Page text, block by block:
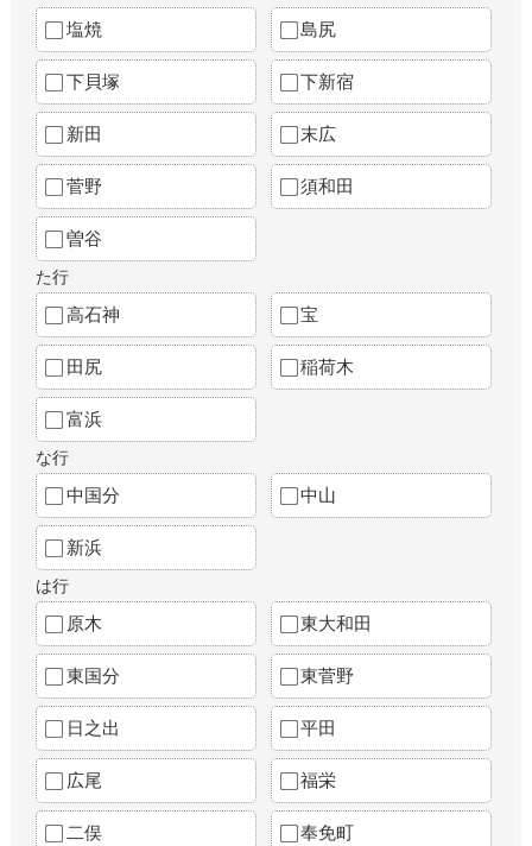
塩焼 島尻
下貝塚 下新宿
新田 末広
菅野 須和田
曽谷
た行
高石神 宝
田尻 稲荷木
富浜
な行
中国分 中山
新浜
は行
原木 東大和田
東国分 東菅野
日之出 平田
広尾 福栄
二俣 奉免町